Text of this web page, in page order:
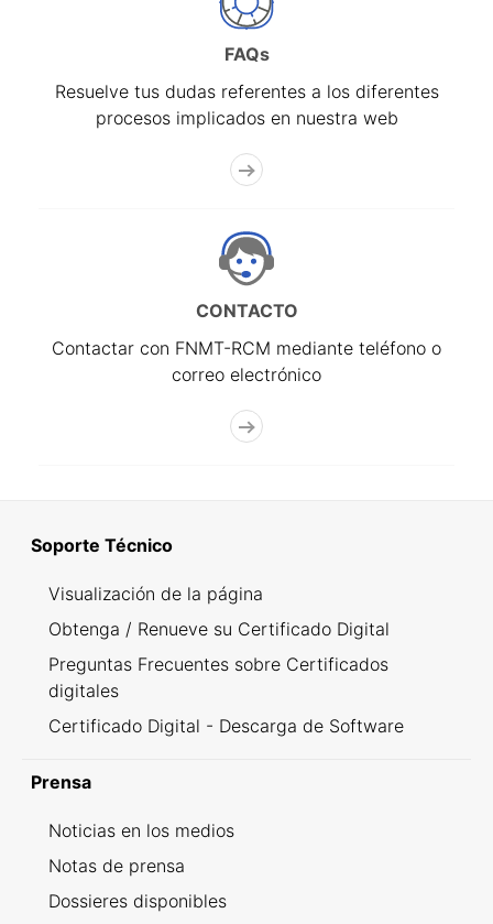
FAQs
Resuelve tus dudas referentes a los diferentes
procesos implicados en nuestra web
CONTACTO
Contactar con FNMT-RCM mediante teléfono o
correo electrónico
Soporte Técnico
Visualización de la página
Obtenga / Renueve su Certificado Digital
Preguntas Frecuentes sobre Certificados
digitales
Certificado Digital - Descarga de Software
Prensa
Noticias en los medios
Notas de prensa
Dossieres disponibles